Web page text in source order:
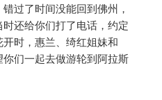
过了时间没能回到佛州，
还给你们打了电话，约定
时，惠兰、绮红姐妹和
们一起去做游轮到阿拉斯